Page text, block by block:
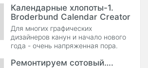
востребовано
Календарные хлопоты-1.
Broderbund Calendar Creator
Deluxe
Для многих графических
дизайнеров канун и начало нового
года - очень напряженная пора.
мысли в головах
Ремонтируем сотовый….